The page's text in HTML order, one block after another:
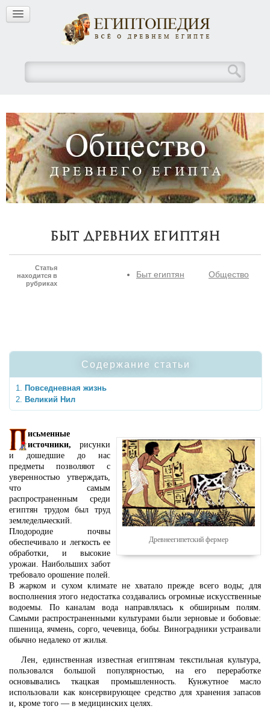
Быт древних египтян
Статья
находится в
рубриках
Общество
Быт египтян
Содержание статьи
Повседневная жизнь
Великий Нил
Древнеегипетский фермер
исьменные
источники, рисунки
и дошедшие до нас
предметы позволяют с
уверенностью утверждать,
что самым
распространенным среди
египтян трудом был труд
земледельческий.
Плодородие почвы
обеспечивало и легкость ее
обработки, и высокие
урожаи. Наибольших забот
требовало орошение полей.
В жарком и сухом климате не хватало прежде всего воды; для
восполнения этого недостатка создавались огромные искусственные
водоемы. По каналам вода направлялась к обширным полям.
Самыми распространенными культурами были зерновые и бобовые:
пшеница, ячмень, сорго, чечевица, бобы. Виноградники устраивали
обычно недалеко от жилья.
Лен, единственная известная египтянам текстильная культура,
пользовался большой популярностью, на его переработке
основывались ткацкая промышленность. Кунжутное масло
использовали как консервирующее средство для хранения запасов
и, кроме того — в медицинских целях.